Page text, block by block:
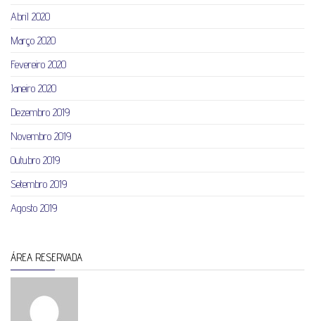
Abril 2020
Março 2020
Fevereiro 2020
Janeiro 2020
Dezembro 2019
Novembro 2019
Outubro 2019
Setembro 2019
Agosto 2019
ÁREA RESERVADA